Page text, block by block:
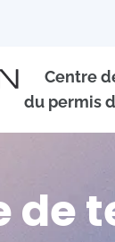
Centre
du permis
de